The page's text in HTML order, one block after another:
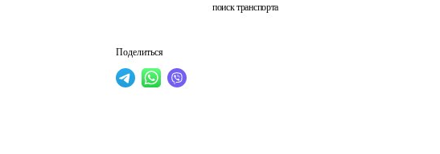
поиск транспорта
Поделиться